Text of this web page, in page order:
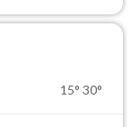
15° 30°